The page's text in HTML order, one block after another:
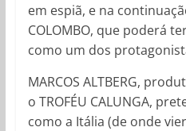
em espiã, e na
COLOMBO, que poderá
como um dos
MARCOS ALTBERG,
o TROFÉU CALUNGA,
como a Itália (de onde